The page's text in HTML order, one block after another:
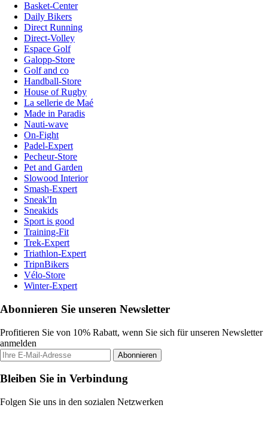
Basket-Center
Daily Bikers
Direct Running
Direct-Volley
Espace Golf
Galopp-Store
Golf and co
Handball-Store
House of Rugby
La sellerie de Maé
Made in Paradis
Nauti-wave
On-Fight
Padel-Expert
Pecheur-Store
Pet and Garden
Slowood Interior
Smash-Expert
Sneak'In
Sneakids
Sport is good
Training-Fit
Trek-Expert
Triathlon-Expert
TripnBikers
Vélo-Store
Winter-Expert
Abonnieren Sie unseren Newsletter
Profitieren Sie von 10% Rabatt, wenn Sie sich für unseren Newsletter
anmelden
Abonnieren
Bleiben Sie in Verbindung
Folgen Sie uns in den sozialen Netzwerken